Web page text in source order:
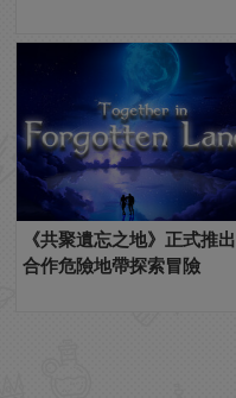
《共聚遺忘之地》正式推出
合作危險地帶探索冒險